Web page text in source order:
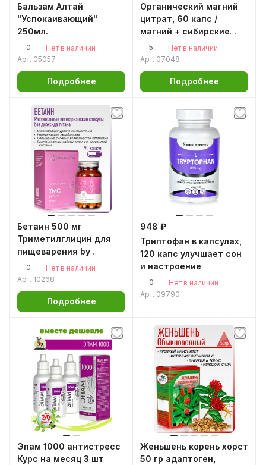
Бальзам Алтай
"Успокаивающий"
250мл.
0
Нет в наличии
Арт. 05057
Подробнее
Органический магний
цитрат, 60 капс /
магний + сибирские
травы / от стресса / от
бессонницы
5
Нет в наличии
Арт. 07048
Подробнее
Бетаин 500 мг
Триметилглицин для
пищеварения by
Liposomal Vitamins
аминокислота для
0
Нет в наличии
Арт. 10268
Подробнее
948 ₽
Триптофан в капсулах,
120 капс улучшает сон
и настроение
0
Нет в наличии
Арт. 09790
Эпам 1000 антистресс
Курс на месяц 3 шт
Женьшень корень хорст
50 гр адаптоген,